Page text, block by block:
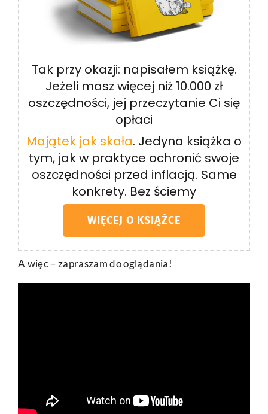
Tak przy okazji: napisałem książkę.
Jeżeli masz więcej niż 10.000 zł
oszczędności, jej przeczytanie Ci się
opłaci
Majątek jak skała. Jedyna książka o
tym, jak w praktyce ochronić swoje
oszczędności przed inflacją. Same
konkrety. Bez ściemy
WIĘCEJ O KSIĄŻCE
A więc – zapraszam do oglądania!